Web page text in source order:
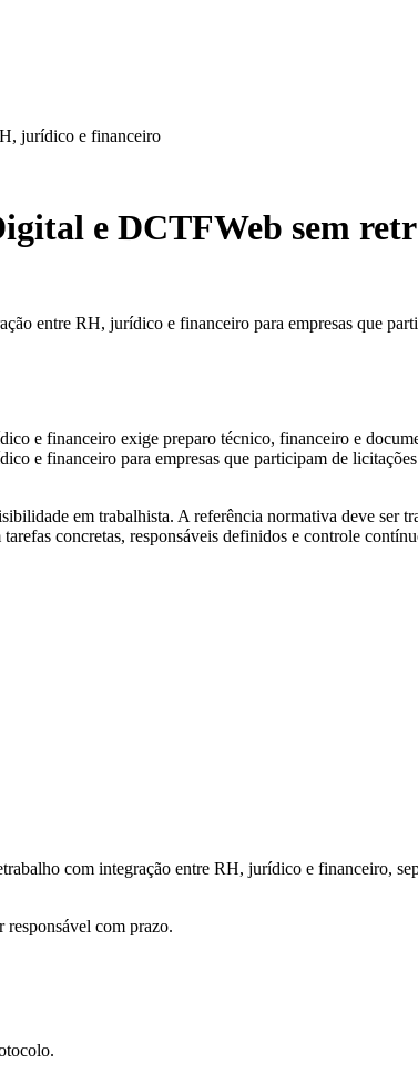
jurídico e financeiro
e DCTFWeb sem
entre RH, jurídico e financeiro para empresas que
e financeiro exige preparo técnico, financeiro e
e financeiro para empresas que participam de
em trabalhista. A referência normativa deve ser
concretas, responsáveis definidos e controle
com integração entre RH, jurídico e financeiro,
com prazo.